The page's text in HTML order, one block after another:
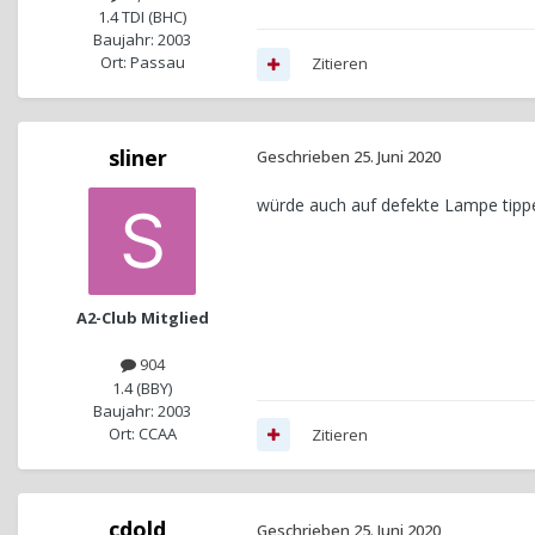
1.4 TDI (BHC)
Baujahr: 2003
Ort: Passau
Zitieren
sliner
A2-Club Mitglied
904
1.4 (BBY)
Baujahr: 2003
Ort: CCAA
Geschrieben 25. Juni 2020
würde auch auf defekte Lampe
Zitieren
cdold Geschrieben 25. Juni 2020